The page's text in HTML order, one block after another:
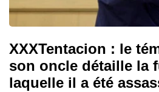
XXXTentacion : le
son oncle détaille la
laquelle il a été